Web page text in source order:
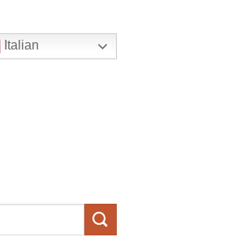
Italian